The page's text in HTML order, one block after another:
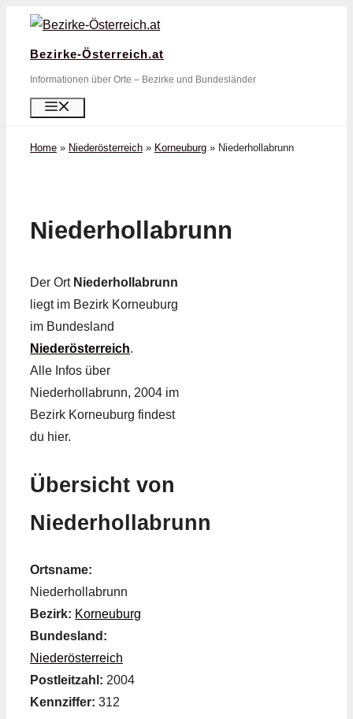
Zum
springen
Bezirke-Österreich.at
Informationen über Orte – Bezirke und Bundesländer
Home » Niederösterreich » Korneuburg » Niederhollabrunn
Niederhollabrunn
Der Ort Niederhollabrunn
liegt im Bezirk Korneuburg
im Bundesland
Niederösterreich.
Alle Infos über
Niederhollabrunn, 2004 im
Bezirk Korneuburg findest
du hier.
Übersicht von
Niederhollabrunn
Ortsname:
Niederhollabrunn
Bezirk: Korneuburg
Bundesland:
Niederösterreich
Postleitzahl: 2004
Kennziffer: 312